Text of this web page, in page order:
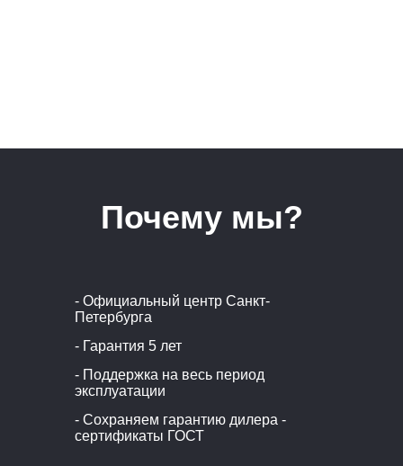
- Официальный центр Санкт-
Петербурга
- Гарантия 5 лет
- Поддержка на весь период
эксплуатации
- Сохраняем гарантию дилера -
сертификаты ГОСТ
Почему мы?